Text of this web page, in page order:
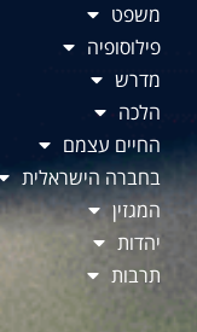
משפט
פילוסופיה
מדרש
הלכה
החיים עצמם
בחברה הישראלית
המגזין
יהדות
תרבות